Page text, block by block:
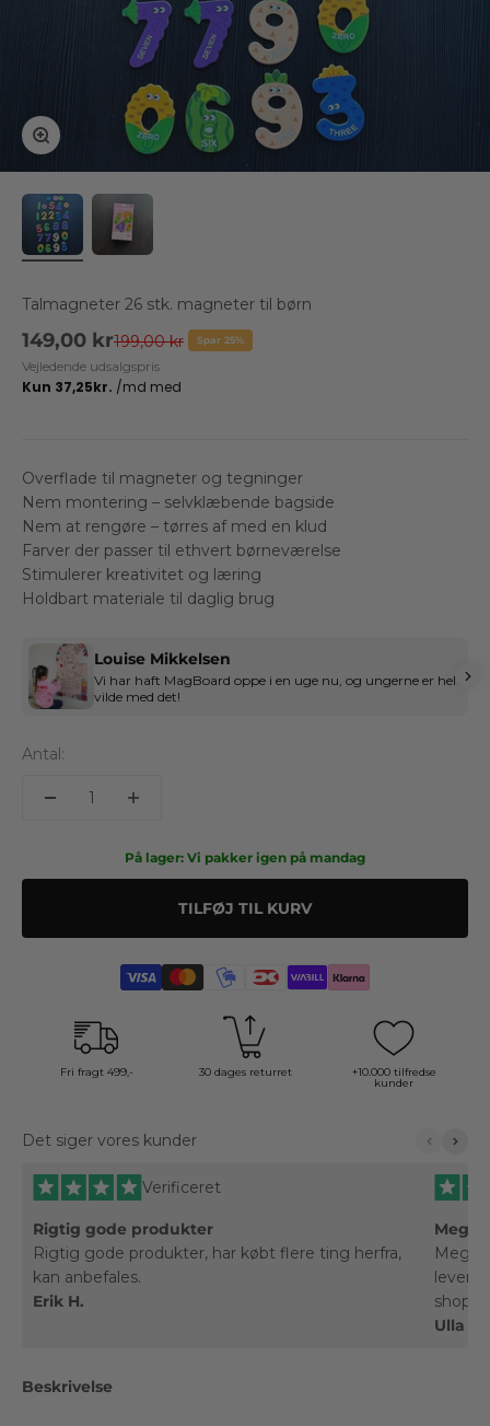
Zoom
Talmagneter 26 stk. magneter til børn
Salgspris
149,00 krNormalpris
199,00 kr Spar 25%
Vejledende udsalgspris
Overflade til magneter og tegninger
Nem montering – selvklæbende bagside
Nem at rengøre – tørres af med en klud
Farver der passer til ethvert børneværelse
Stimulerer kreativitet og læring
Holdbart materiale til daglig brug
Louise Mikkelsen
Vi har haft MagBoard oppe i en uge nu, og ungerne er helt
vilde med det!
Antal:
På lager: Vi pakker igen på mandag
TILFØJ TIL KURV
Fri fragt 499,- 30 dages returret +10.000 tilfredse
kunder
Det siger vores kunder
Verificeret
Rigtig gode produkter
Rigtig gode produkter, har købt flere ting herfra,
kan anbefales.
Erik H.
Meget
Ulla V.
Beskrivelse